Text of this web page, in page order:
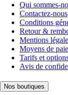
Qui sommes-
Contactez-nous
Conditions
Retour &
Mentions
Moyens de
Tarifs et
Avis de
Nos boutiques